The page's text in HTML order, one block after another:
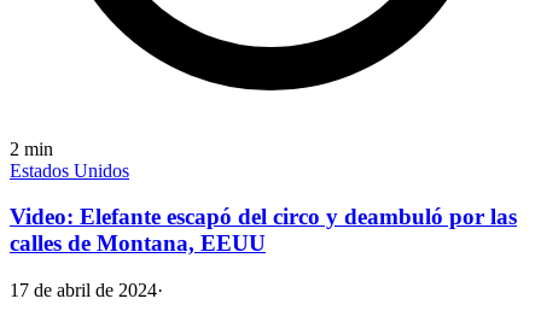
2 min
Estados Unidos
Video: Elefante escapó del circo y deambuló por las
calles de Montana, EEUU
17 de abril de 2024·